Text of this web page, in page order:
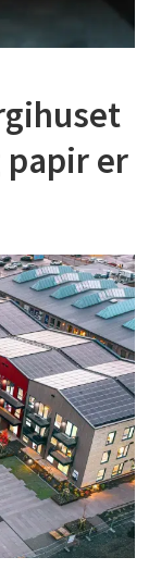
papir er